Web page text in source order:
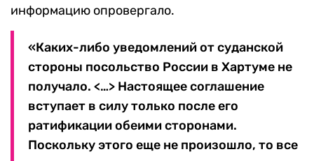
информацию опровергало.
«Каких-либо уведомлений от суданской
стороны посольство России в Хартуме не
получало. <…> Настоящее соглашение
вступает в силу только после его
ратификации обеими сторонами.
Поскольку этого еще не произошло, то все